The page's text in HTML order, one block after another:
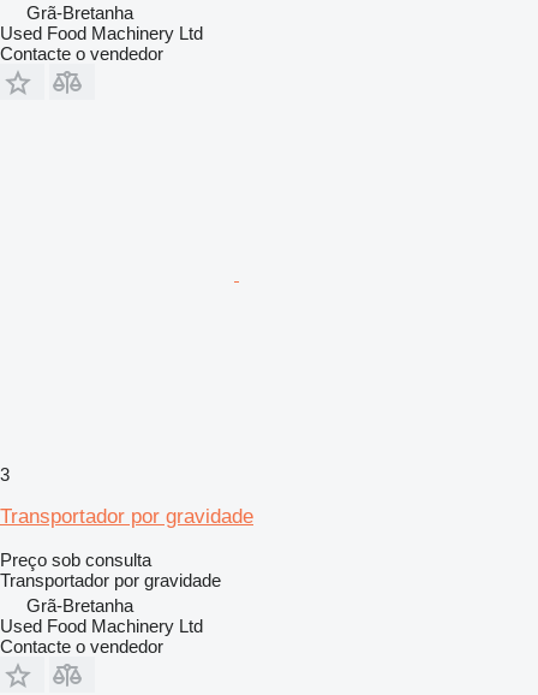
Grã-Bretanha
Used Food Machinery Ltd
Contacte o vendedor
3
Transportador por gravidade
Preço sob consulta
Transportador por gravidade
Grã-Bretanha
Used Food Machinery Ltd
Contacte o vendedor